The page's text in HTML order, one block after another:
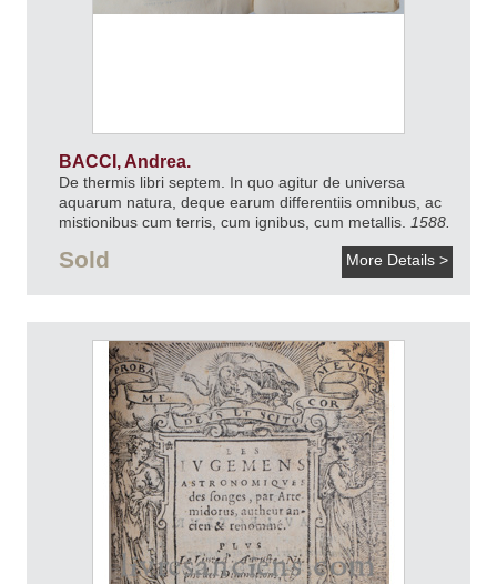
BACCI, Andrea.
De thermis libri septem. In quo agitur de universa
aquarum natura, deque earum differentiis omnibus, ac
mistionibus cum terris, cum ignibus, cum metallis.
1588.
Sold More Details >